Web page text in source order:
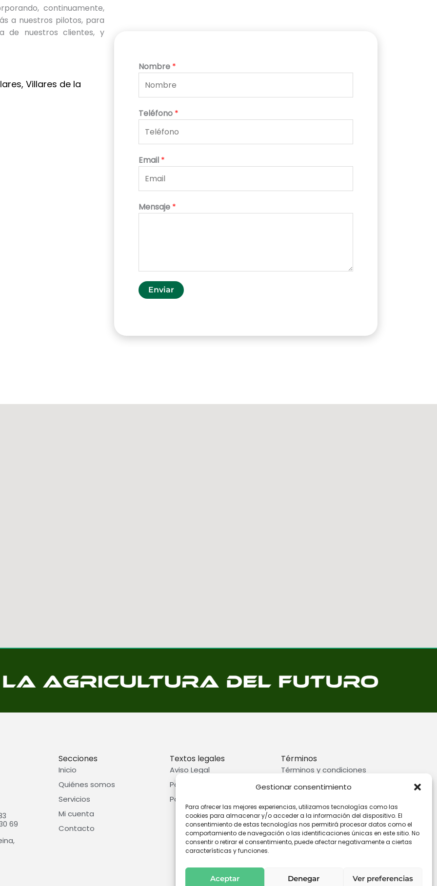
Gestionar consentimiento
Para ofrecer las mejores experiencias, utilizamos tecnologías como las
cookies para almacenar y/o acceder a la información del dispositivo. El
consentimiento de estas tecnologías nos permitirá procesar datos como el
comportamiento de navegación o las identificaciones únicas en este sitio. No
consentir o retirar el consentimiento, puede afectar negativamente a ciertas
características y funciones.
Aceptar Denegar Ver preferencias
continuamente,
a nuestros pilotos, para
de nuestros clientes, y
Villares de la
Nombre *
Teléfono *
Email *
Mensaje *
Enviar
69
Secciones
Inicio
Quiénes somos
Servicios
Mi cuenta
Contacto
Textos legales
Aviso Legal
Política de privacidad
Política de cookies
Términos
Términos y condiciones
Preguntas frecuentes